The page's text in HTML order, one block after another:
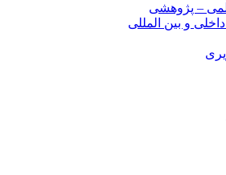
– پژوهشی
و بین المللی